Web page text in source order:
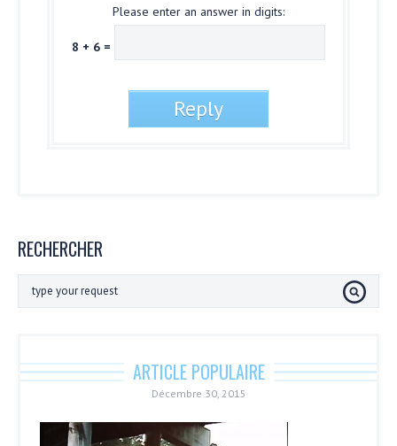
Please enter an answer in digits:
8 + 6 =
RECHERCHER
ARTICLE POPULAIRE
Décembre 30, 2015